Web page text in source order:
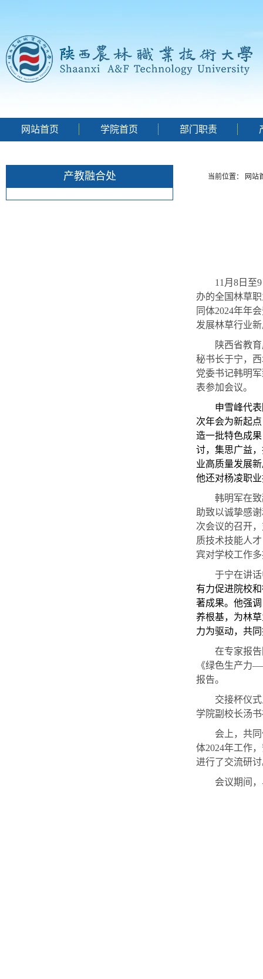
网站首页 学院首页 部门职责
产教融合处 当前位置： 网站
11月8 日至
办的全国林草
同体2024年年
发展林草行业
陕西省教
秘书长于宁，
党委书记韩明军
表参加会议。
申雪峰代
次年会为新起
造一批特色成
讨，集思广益
业高质量发展
他还对杨凌职
韩明军在
助致以诚挚感
次会议的召开
质技术技能人
宾对学校工作
于宁在讲
有力促进院校
著成果。 他强
养根基，为林
力为驱动，共
在专家报
《绿色生产力
报告。
交接杯仪
学院副校长汤
会上，共
体2024年工作
进行了交流研
会议期间，